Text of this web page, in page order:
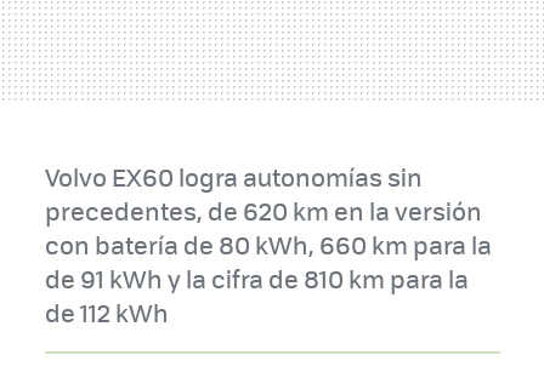
Volvo EX60 logra autonomías sin
precedentes, de 620 km en la versión
con batería de 80 kWh, 660 km para la
de 91 kWh y la cifra de 810 km para la
de 112 kWh